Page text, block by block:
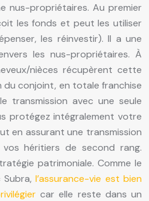
nus-propriétaires. Au premier
les fonds et peut les utiliser
les réinvestir). Il a une
les nus-propriétaires. À
nièces récupèrent cette
du conjoint, en totale franchise
transmission avec une seule
protégez intégralement votre
en assurant une transmission
héritiers de second rang.
patrimoniale. Comme le
Subra,l’assurance-vie est bien
car elle reste dans un